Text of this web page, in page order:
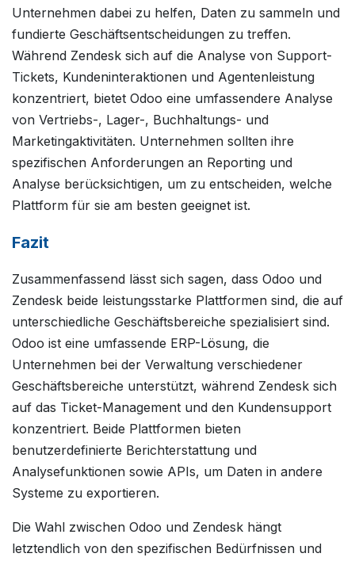
Unternehmen dabei zu helfen, Daten zu sammeln und
fundierte Geschäftsentscheidungen zu treffen.
Während Zendesk sich auf die Analyse von Support-
Tickets, Kundeninteraktionen und Agentenleistung
konzentriert, bietet Odoo eine umfassendere Analyse
von Vertriebs-, Lager-, Buchhaltungs- und
Marketingaktivitäten. Unternehmen sollten ihre
spezifischen Anforderungen an Reporting und
Analyse berücksichtigen, um zu entscheiden, welche
Plattform für sie am besten geeignet ist.
Fazit
Zusammenfassend lässt sich sagen, dass Odoo und
Zendesk beide leistungsstarke Plattformen sind, die auf
unterschiedliche Geschäftsbereiche spezialisiert sind.
Odoo ist eine umfassende ERP-Lösung, die
Unternehmen bei der Verwaltung verschiedener
Geschäftsbereiche unterstützt, während Zendesk sich
auf das Ticket-Management und den Kundensupport
konzentriert. Beide Plattformen bieten
benutzerdefinierte Berichterstattung und
Analysefunktionen sowie APIs, um Daten in andere
Systeme zu exportieren.
Die Wahl zwischen Odoo und Zendesk hängt
letztendlich von den spezifischen Bedürfnissen und